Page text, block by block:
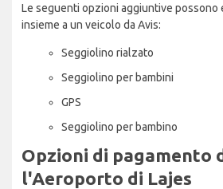
Le seguenti opzioni aggiuntive possono
insieme a un veicolo da Avis:
Seggiolino rialzato
Seggiolino per bambini
GPS
Seggiolino per bambino
Opzioni di pagamento
l'Aeroporto di Lajes